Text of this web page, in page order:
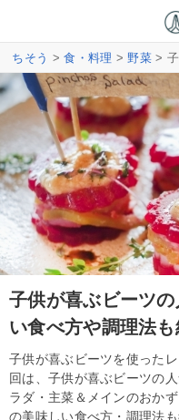
ちそう >食・料理 >野菜> 子
子供が喜ぶビーツ
い食べ方や調理法も
子供が喜ぶビーツを使った
回は、子供が喜ぶビーツの
ラダ・主菜＆メインのおか
の美味しい食べ方・調理法